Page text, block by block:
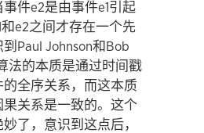
件e2是由事件e1引起
和e2之间才存在一个先
Paul Johnson和Bob
法的本质是通过时间戳
的全序关系，而这本质
果关系是一致的。这个
了，意识到这点后，